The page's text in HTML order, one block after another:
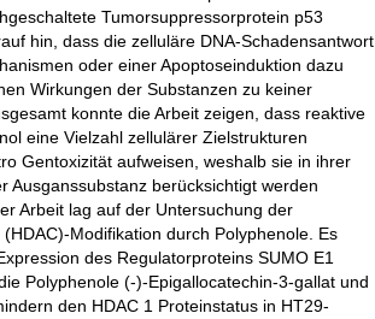
Tumorsuppressorprotein p53
hin, dass die zelluläre DNA-Schadensantwort
oder einer Apoptoseinduktion dazu
Wirkungen der Substanzen zu keiner
konnte die Arbeit zeigen, dass reaktive
eine Vielzahl zellulärer Zielstrukturen
Gentoxizität aufweisen, weshalb sie in ihrer
Ausganssubstanz berücksichtigt werden
Arbeit lag auf der Untersuchung der
Modifikation durch Polyphenole. Es
des Regulatorproteins SUMO E1
Polyphenole (-)-Epigallocatechin-3-gallat und
den HDAC 1 Proteinstatus in HT29-